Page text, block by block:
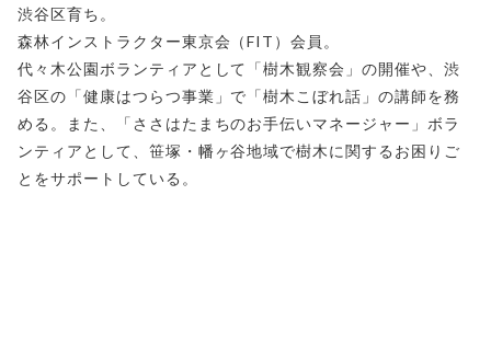
渋谷区育ち。
森林インストラクター東京会（FIT）会員。
代々木公園ボランティアとして「樹木観察会」の開催や、渋
谷区の「健康はつらつ事業」で「樹木こぼれ話」の講師を務
める。また、「ささはたまちのお手伝いマネージャー」ボラ
ンティアとして、笹塚・幡ヶ谷地域で樹木に関するお困りご
とをサポートしている。